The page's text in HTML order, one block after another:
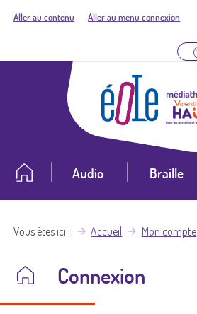
Aller au contenu Aller au menu connexion
Audio Braille
Vous êtes ici Accueil Mon compte
Connexion